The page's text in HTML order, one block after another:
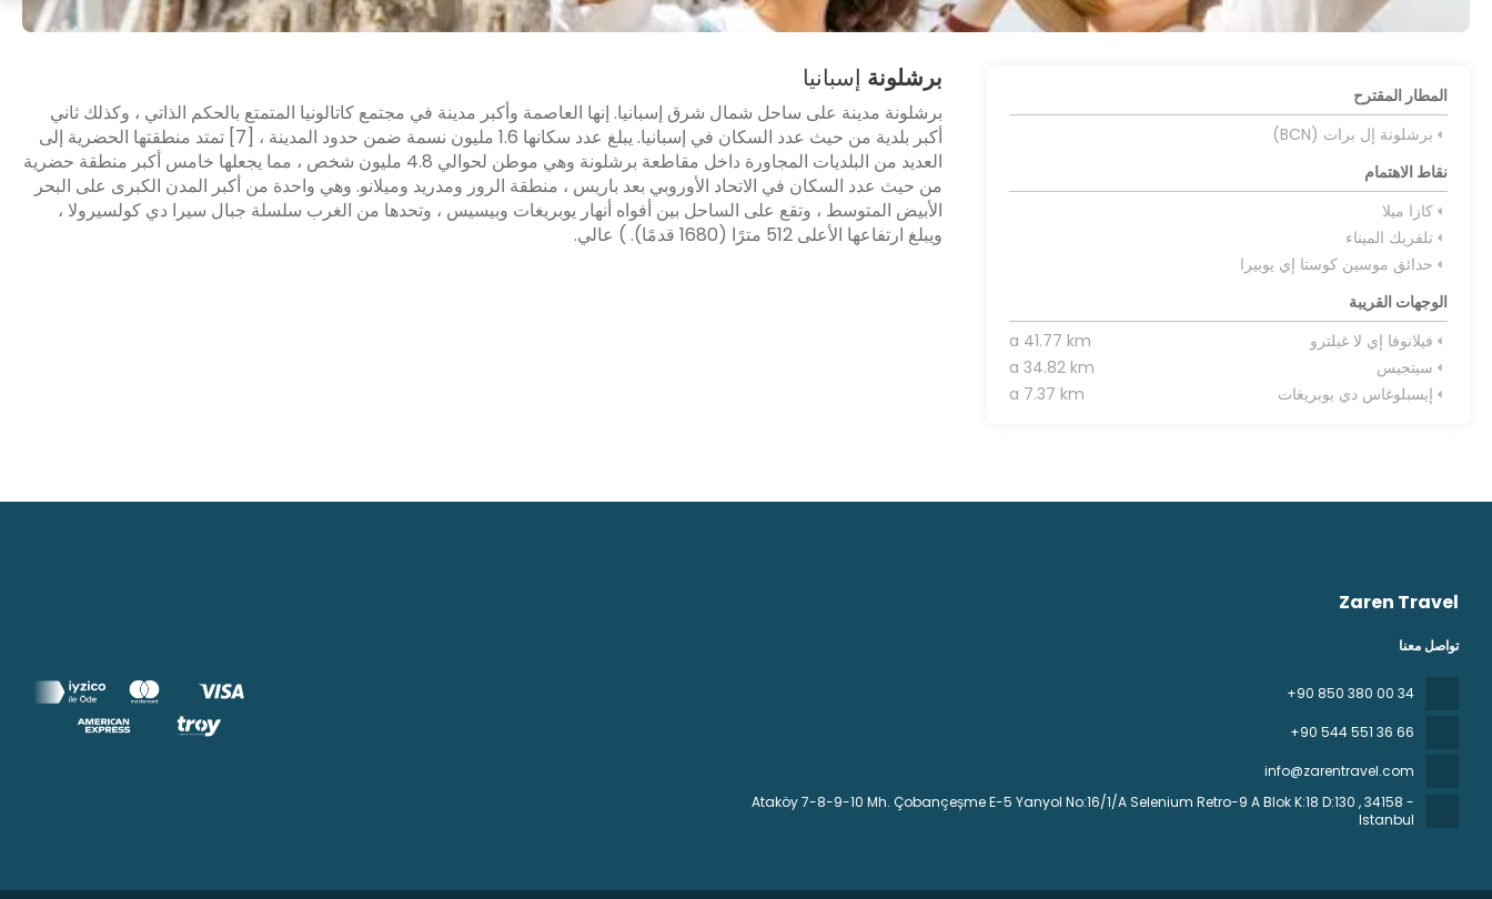
برشلونة إسبانيا
برشلونة مدينة على ساحل شمال شرق إسبانيا. إنها العاصمة وأكبر مدينة في مجتمع كاتالونيا المتمتع بالحكم الذاتي ، وكذلك ثاني
أكبر بلدية من حيث عدد السكان في إسبانيا. يبلغ عدد سكانها 1.6 مليون نسمة ضمن حدود المدينة ، [7] تمتد منطقتها الحضرية إلى
العديد من البلديات المجاورة داخل مقاطعة برشلونة وهي موطن لحوالي 4.8 مليون شخص ، مما يجعلها خامس أكبر منطقة حضرية
من حيث عدد السكان في الاتحاد الأوروبي بعد باريس ، منطقة الرور ومدريد وميلانو. وهي واحدة من أكبر المدن الكبرى على البحر
الأبيض المتوسط ، وتقع على الساحل بين أفواه أنهار يوبريغات وبيسيس ، وتحدها من الغرب سلسلة جبال سيرا دي كولسيرولا ،
ويبلغ ارتفاعها الأعلى 512 مترًا (1680 قدمًا). ) عالي.
المطار المقترح
برشلونة إل برات (BCN)
نقاط الاهتمام
كازا ميلا
تلفريك الميناء
حدائق موسين كوستا إي يوبيرا
الوجهات القريبة
فيلانوفا إي لا غيلترو
a 41.77 km
سيتجيس
a 34.82 km
إيسبلوغاس دي يوبريغات
a 7.37 km
Zaren Travel
تواصل معنا
+90 850 380 00 34
+90 544 551 36 66
info@zarentravel.com
Ataköy 7-8-9-10 Mh. Çobançeşme E-5 Yanyol No:16/1/A Selenium Retro-9 A Blok K:18 D:130 , 34158 -
Istanbul